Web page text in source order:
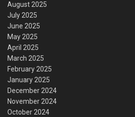
August 2025
July 2025
June 2025
May 2025
April 2025
March 2025
February 2025
January 2025
December 2024
November 2024
October 2024